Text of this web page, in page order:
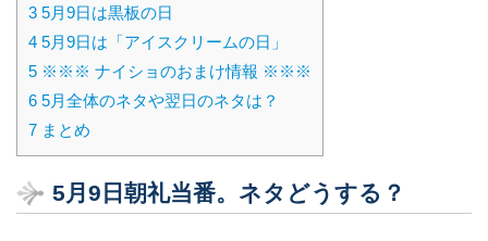
3 5月9日は黒板の日
4 5月9日は「アイスクリームの日」
5 ※※※ ナイショのおまけ情報 ※※※
6 5月全体のネタや翌日のネタは？
7 まとめ
5月9日朝礼当番。ネタどうする？